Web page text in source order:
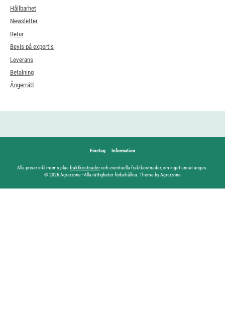
Hållbarhet
Newsletter
Retur
Bevis på expertis
Leverans
Betalning
Ångerrätt
Företag Information
Alla priser inkl moms plus fraktkostnaderoch eventuella fraktkostnader, om inget annat anges.
© 2026 Agrarzone - Alla rättigheter förbehållna. Theme by Agrarzone